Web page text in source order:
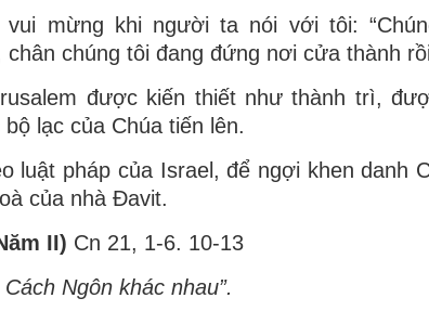
vui mừng khi người ta nói với tôi:
chân chúng tôi đang đứng nơi cửa thành
được kiến thiết như thành trì,
lạc của Chúa tiến lên.
luật pháp của Israel, để ngợi khen danh
của nhà Ðavit.
II) Cn 21, 1-6. 10-13
Ngôn khác nhau”.